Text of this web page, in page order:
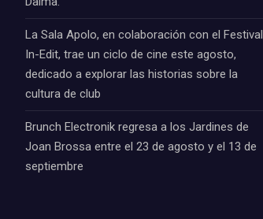
La Sala Apolo, en colaboración con el Festival
In-Edit, trae un ciclo de cine este agosto,
dedicado a explorar las historias sobre la
cultura de club
Brunch Electronik regresa a los Jardines de
Joan Brossa entre el 23 de agosto y el 13 de
septiembre